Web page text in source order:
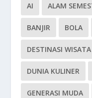
AI ALAM
BANJIR BOLA
DESTINASI WISATA
DUNIA KULINER
GENERASI MUDA